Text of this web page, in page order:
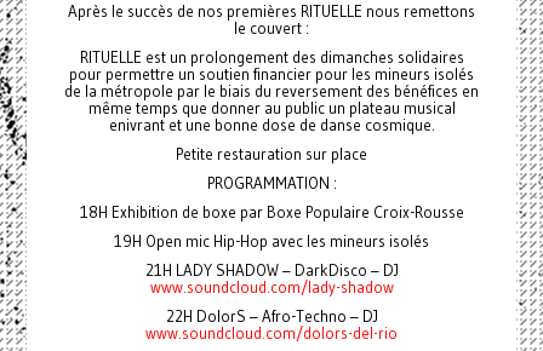
Après le succès de nos premières RITUELLE nous remettons
le couvert :
RITUELLE est un prolongement des dimanches solidaires
pour permettre un soutien financier pour les mineurs isolés
de la métropole par le biais du reversement des bénéfices en
même temps que donner au public un plateau musical
enivrant et une bonne dose de danse cosmique.
Petite restauration sur place
PROGRAMMATION :
18H Exhibition de boxe par Boxe Populaire Croix-Rousse
19H Open mic Hip-Hop avec les mineurs isolés
21H LADY SHADOW – DarkDisco – DJ
www.soundcloud.com/lady-shadow
22H DolorS – Afro-Techno – DJ
www.soundcloud.com/dolors-del-rio